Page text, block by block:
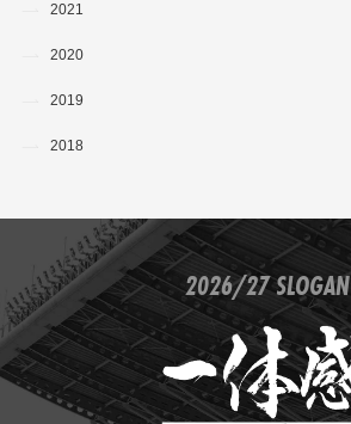
2021
2020
2019
2018
2026/27 SLOGAN